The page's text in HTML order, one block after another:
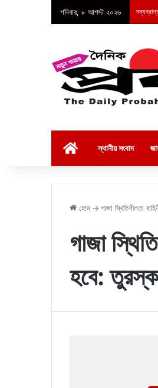
শনিবার, ৮ আগস্ট ২০২৬
স্থানীয় সংবাদ
হোম → গাজা স্থিতিশীলতা
গাজা
হবে: তুরস্ক